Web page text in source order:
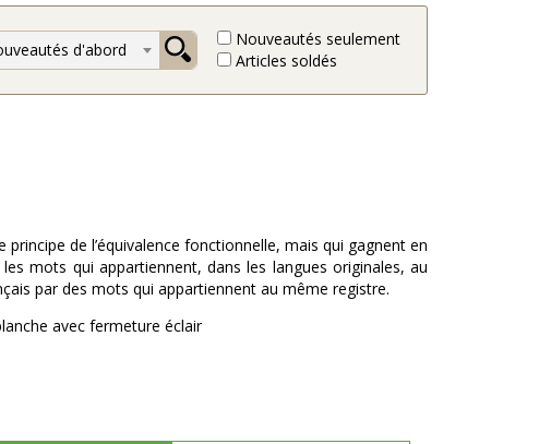
d'abord
Nouveautés seulement
Articles soldés
de l’équivalence fonctionnelle, mais qui gagnent en
mots qui appartiennent, dans les langues originales, au
par des mots qui appartiennent au même registre.
avec fermeture éclair